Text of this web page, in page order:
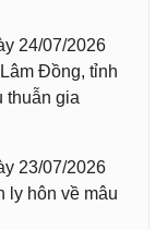
24/07/2026
Đồng, tỉnh
thuẫn gia
23/07/2026
ly hôn về mâu